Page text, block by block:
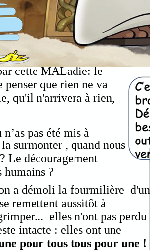
cette MALadie: le
que rien ne va
qu'il n'arrivera à rien,
pas été mis à
surmonter , quand nous
Le découragement
humains ?
a démoli la fourmilière d'un
remettent aussitôt à
elles n'ont pas perdu
intacte : elles ont une
pour tous tous pour une !